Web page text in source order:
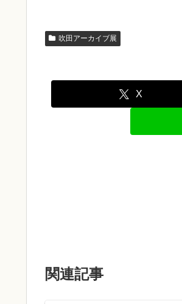
吹田アーカイブ展
X
関連記事